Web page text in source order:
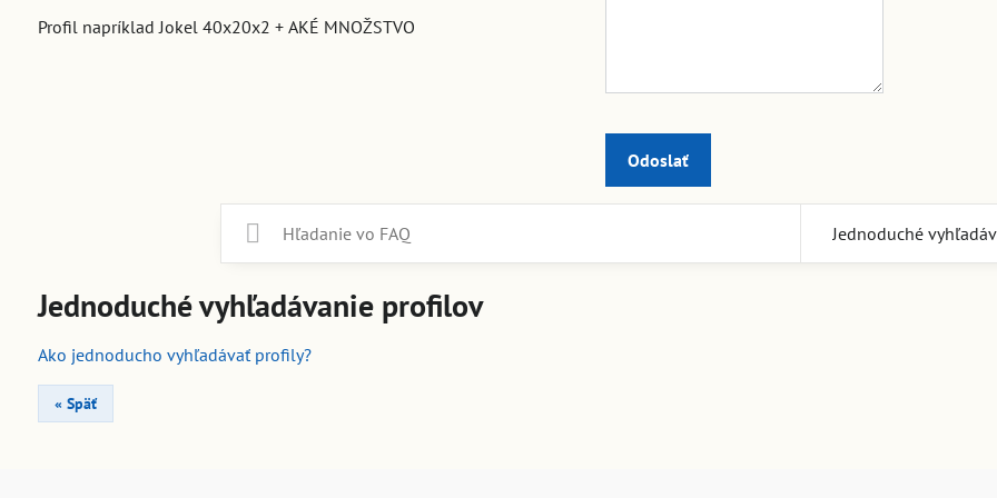
Profil napríklad Jokel 40x20x2 + AKÉ MNOŽSTVO
Odoslať
Jednoduché vyhľadávanie profilov
Ako jednoducho vyhľadávať profily?
« Späť